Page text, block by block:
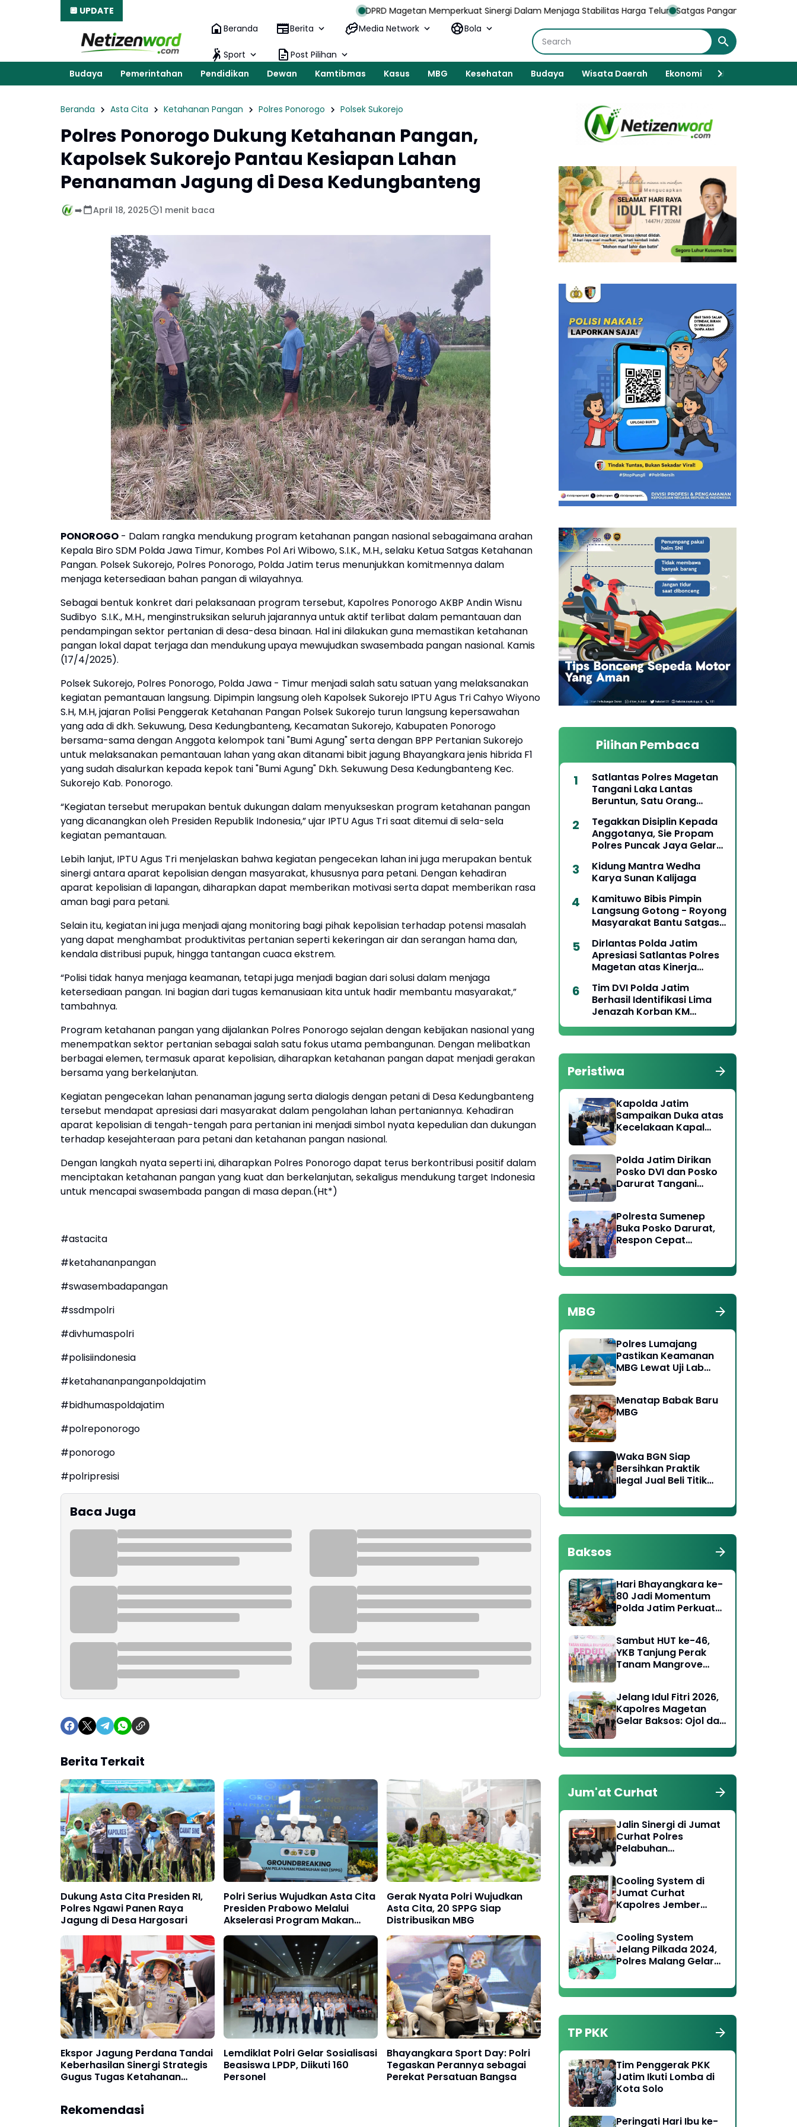
🔲 UPDATE DPRD Magetan Memperkuat Sinergi Dalam Menjaga Stabilitas Harga Telur Satgas Pangan Bergerak, Kapolres Magetan
Beranda
Berita Media Network Bola
Sport
Post Pilihan
Budaya
Pemerintahan Pendidikan Dewan Kamtibmas Kasus MBG Kesehatan Budaya Wisata Daerah Ekonomi Javanese
Beranda Asta Cita Ketahanan Pangan Polres Ponorogo Polsek Sukorejo
Polres Ponorogo Dukung Ketahanan Pangan,
Kapolsek Sukorejo Pantau Kesiapan Lahan
Penanaman Jagung di Desa Kedungbanteng
➡️ April 18, 2025 1 menit baca
PONOROGO - Dalam rangka mendukung program ketahanan pangan nasional sebagaimana arahan
Kepala Biro SDM Polda Jawa Timur, Kombes Pol Ari Wibowo, S.I.K., M.H., selaku Ketua Satgas Ketahanan
Pangan. Polsek Sukorejo, Polres Ponorogo, Polda Jatim terus menunjukkan komitmennya dalam
menjaga ketersediaan bahan pangan di wilayahnya.
Sebagai bentuk konkret dari pelaksanaan program tersebut, Kapolres Ponorogo AKBP Andin Wisnu
Sudibyo S.I.K., M.H., menginstruksikan seluruh jajarannya untuk aktif terlibat dalam pemantauan dan
pendampingan sektor pertanian di desa-desa binaan. Hal ini dilakukan guna memastikan ketahanan
pangan lokal dapat terjaga dan mendukung upaya mewujudkan swasembada pangan nasional. Kamis
(17/4/2025).
Polsek Sukorejo, Polres Ponorogo, Polda Jawa - Timur menjadi salah satu satuan yang melaksanakan
kegiatan pemantauan langsung. Dipimpin langsung oleh Kapolsek Sukorejo IPTU Agus Tri Cahyo Wiyono
S.H, M.H, jajaran Polisi Penggerak Ketahanan Pangan Polsek Sukorejo turun langsung kepersawahan
yang ada di dkh. Sekuwung, Desa Kedungbanteng, Kecamatan Sukorejo, Kabupaten Ponorogo
bersama-sama dengan Anggota kelompok tani "Bumi Agung" serta dengan BPP Pertanian Sukorejo
untuk melaksanakan pemantauan lahan yang akan ditanami bibit jagung Bhayangkara jenis hibrida F1
yang sudah disalurkan kepada kepok tani "Bumi Agung" Dkh. Sekuwung Desa Kedungbanteng Kec.
Sukorejo Kab. Ponorogo.
“Kegiatan tersebut merupakan bentuk dukungan dalam menyukseskan program ketahanan pangan
yang dicanangkan oleh Presiden Republik Indonesia,” ujar IPTU Agus Tri saat ditemui di sela-sela
kegiatan pemantauan.
Lebih lanjut, IPTU Agus Tri menjelaskan bahwa kegiatan pengecekan lahan ini juga merupakan bentuk
sinergi antara aparat kepolisian dengan masyarakat, khususnya para petani. Dengan kehadiran
aparat kepolisian di lapangan, diharapkan dapat memberikan motivasi serta dapat memberikan rasa
aman bagi para petani.
Selain itu, kegiatan ini juga menjadi ajang monitoring bagi pihak kepolisian terhadap potensi masalah
yang dapat menghambat produktivitas pertanian seperti kekeringan air dan serangan hama dan,
kendala distribusi pupuk, hingga tantangan cuaca ekstrem.
“Polisi tidak hanya menjaga keamanan, tetapi juga menjadi bagian dari solusi dalam menjaga
ketersediaan pangan. Ini bagian dari tugas kemanusiaan kita untuk hadir membantu masyarakat,”
tambahnya.
Program ketahanan pangan yang dijalankan Polres Ponorogo sejalan dengan kebijakan nasional yang
menempatkan sektor pertanian sebagai salah satu fokus utama pembangunan. Dengan melibatkan
berbagai elemen, termasuk aparat kepolisian, diharapkan ketahanan pangan dapat menjadi gerakan
bersama yang berkelanjutan.
Kegiatan pengecekan lahan penanaman jagung serta dialogis dengan petani di Desa Kedungbanteng
tersebut mendapat apresiasi dari masyarakat dalam pengolahan lahan pertaniannya. Kehadiran
aparat kepolisian di tengah-tengah para pertanian ini menjadi simbol nyata kepedulian dan dukungan
terhadap kesejahteraan para petani dan ketahanan pangan nasional.
Dengan langkah nyata seperti ini, diharapkan Polres Ponorogo dapat terus berkontribusi positif dalam
menciptakan ketahanan pangan yang kuat dan berkelanjutan, sekaligus mendukung target Indonesia
untuk mencapai swasembada pangan di masa depan.(Ht*)
#astacita
#ketahananpangan
#swasembadapangan
#ssdmpolri
#divhumaspolri
#polisiindonesia
#ketahananpanganpoldajatim
#bidhumaspoldajatim
#polreponorogo
#ponorogo
#polripresisi
Baca Juga
Berita Terkait
Dukung Asta Cita Presiden RI,
Polres Ngawi Panen Raya
Jagung di Desa Hargosari
Polri Serius Wujudkan Asta Cita
Presiden Prabowo Melalui
Akselerasi Program Makan
Bergizi Gratis
Gerak Nyata Polri Wujudkan
Asta Cita, 20 SPPG Siap
Distribusikan MBG
Ekspor Jagung Perdana Tandai
Keberhasilan Sinergi Strategis
Gugus Tugas Ketahanan
Lemdiklat Polri Gelar Sosialisasi
Beasiswa LPDP, Diikuti 160
Personel
Bhayangkara Sport Day: Polri
Tegaskan Perannya sebagai
Perekat Persatuan Bangsa
Rekomendasi
Pilihan Pembaca
Satlantas Polres Magetan
Tangani Laka Lantas
Beruntun, Satu Orang
Tegakkan Disiplin Kepada
Anggotanya, Sie Propam
Polres Puncak Jaya Gelar
Kelengkapan Berkendara
Kidung Mantra Wedha
Karya Sunan Kalijaga
Kamituwo Bibis Pimpin
Langsung Gotong - Royong
Masyarakat Bantu Satgas
Dirlantas Polda Jatim
Apresiasi Satlantas Polres
Magetan atas Kinerja
Lantas
Tim DVI Polda Jatim
Berhasil Identifikasi Lima
Jenazah Korban KM
Mutiara Sentosa II
Peristiwa
Kapolda Jatim
Sampaikan Duka atas
Kecelakaan Kapal
Korban Hilang Terus
Dilakukan
Polda Jatim Dirikan
Posko DVI dan Posko
Darurat Tangani
Polresta Sumenep
Buka Posko Darurat,
Respon Cepat
Kebakaran KM
Mutiara Sentosa 2
MBG
Polres Lumajang
Pastikan Keamanan
MBG Lewat Uji Lab
Menatap Babak Baru
MBG
Waka BGN Siap
Bersihkan Praktik
Ilegal Jual Beli Titik
dengan Polri
Diperkuat
Baksos
Hari Bhayangkara ke-
80 Jadi Momentum
Polda Jatim Perkuat
Sambut HUT ke-46,
YKB Tanjung Perak
Tanam Mangrove
Jelang Idul Fitri 2026,
Kapolres Magetan
Gelar Baksos: Ojol dan
Bingkisan Lebaran
Jum'at Curhat
Jalin Sinergi di Jumat
Curhat Polres
Pelabuhan
Kamtibmas
Cooling System di
Jumat Curhat
Kapolres Jember
Pilkada 2024
Cooling System
Jelang Pilkada 2024,
Polres Malang Gelar
di Wonosari
TP PKK
Tim Penggerak PKK
Jatim Ikuti Lomba di
Kota Solo
Peringati Hari Ibu ke-